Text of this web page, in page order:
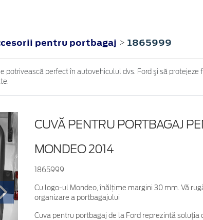
pentru portbagaj > 1865999
perfect în autovehiculul dvs. Ford şi să
CUVĂ PENTRU PORTBAGAJ
MONDEO 2014
1865999
Cu logo-ul Mondeo, înălţime margini 30 mm. Vă
organizare a portbagajului
Cuva pentru portbagaj de la Ford reprezintă